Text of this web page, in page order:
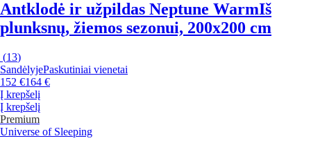
Antklodė ir užpildas Neptune WarmIš
plunksnų, žiemos sezonui, 200x200 cm
(13)
SandėlyjePaskutiniai vienetai
152 €164 €
Į krepšelį
Į krepšelį
Premium
Universe of Sleeping